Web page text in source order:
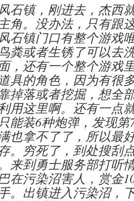
石镇，刚进去，杰西
角。没办法，只有跟
石镇门口有整个游戏
粪或者生锈了可以去
，还有一个整个游戏
具的角色，因为有很
掉落或者挖掘，想全
用这里啊。还有一点
能装6种炮弹，发现
也拿不了了，所以最
。穷死了，到处搜刮
来到勇士服务部打听
在污染沼害人，赏金
。出镇进入污染沼，